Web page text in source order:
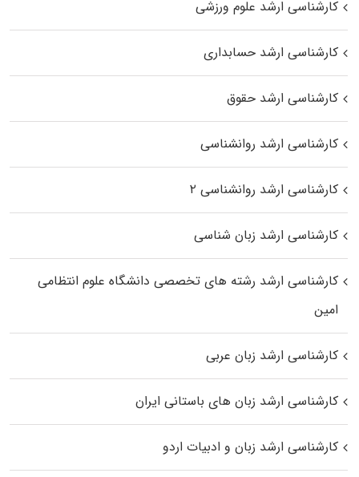
کارشناسی ارشد علوم ورزشی
کارشناسی ارشد حسابداری
کارشناسی ارشد حقوق
کارشناسی ارشد روانشناسی
کارشناسی ارشد روانشناسی ۲
کارشناسی ارشد زبان شناسی
کارشناسی ارشد رﺷﺘﻪ ﻫﺎی تخصصی داﻧﺸﮕﺎه ﻋﻠﻮم انتظامی
اﻣﻴﻦ
کارشناسی ارشد زبان عربی
کارشناسی ارشد زبان‌ های باستانی ایران
کارشناسی ارشد زبان و ادبیات اردو